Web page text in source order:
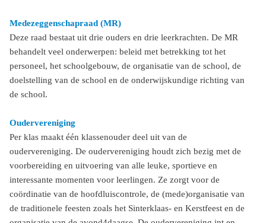
Medezeggenschapraad (MR)
Deze raad bestaat uit drie ouders en drie leerkrachten. De MR
behandelt veel onderwerpen: beleid met betrekking tot het
personeel, het schoolgebouw, de organisatie van de school, de
doelstelling van de school en de onderwijskundige richting van
de school.
Oudervereniging
Per klas maakt één klassenouder deel uit van de
oudervereniging. De oudervereniging houdt zich bezig met de
voorbereiding en uitvoering van alle leuke, sportieve en
interessante momenten voor leerlingen. Ze zorgt voor de
coördinatie van de hoofdluiscontrole, de (mede)organisatie van
de traditionele feesten zoals het Sinterklaas- en Kerstfeest en de